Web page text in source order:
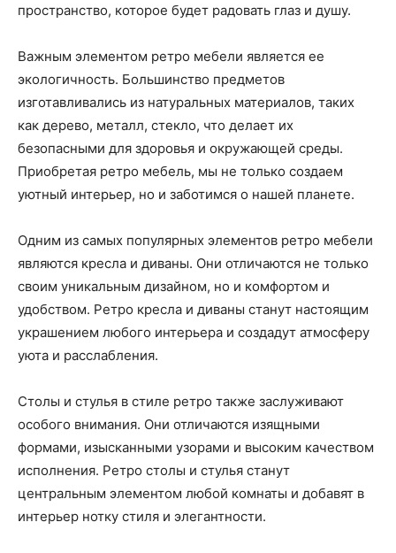
пространство, которое будет радовать глаз и душу.
Важным элементом ретро мебели является ее
экологичность. Большинство предметов
изготавливались из натуральных материалов, таких
как дерево, металл, стекло, что делает их
безопасными для здоровья и окружающей среды.
Приобретая ретро мебель, мы не только создаем
уютный интерьер, но и заботимся о нашей планете.
Одним из самых популярных элементов ретро мебели
являются кресла и диваны. Они отличаются не только
своим уникальным дизайном, но и комфортом и
удобством. Ретро кресла и диваны станут настоящим
украшением любого интерьера и создадут атмосферу
уюта и расслабления.
Столы и стулья в стиле ретро также заслуживают
особого внимания. Они отличаются изящными
формами, изысканными узорами и высоким качеством
исполнения. Ретро столы и стулья станут
центральным элементом любой комнаты и добавят в
интерьер нотку стиля и элегантности.